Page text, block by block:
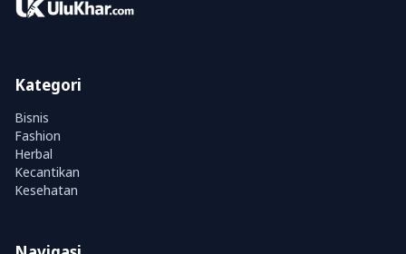
Kategori
Bisnis
Fashion
Herbal
Kecantikan
Kesehatan